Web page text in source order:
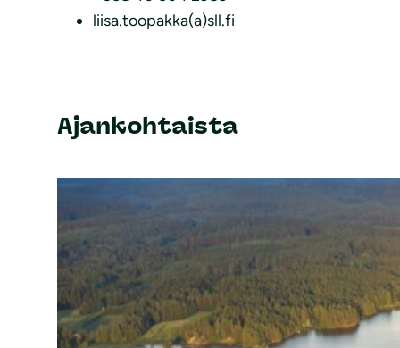
liisa.toopakka(a)sll.fi
Ajankohtaista